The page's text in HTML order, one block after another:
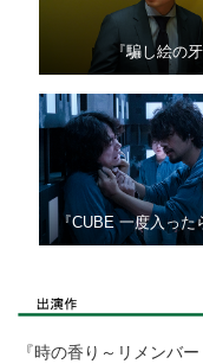
『騙し絵の牙
『CUBE 一度入った
『時の香り～リメンバ